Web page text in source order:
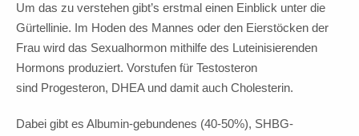
Um das zu verstehen gibt’s erstmal einen Einblick unter die
Gürtellinie. Im Hoden des Mannes oder den Eierstöcken der
Frau wird das Sexualhormon mithilfe des Luteinisierenden
Hormons produziert. Vorstufen für Testosteron
sind Progesteron, DHEA und damit auch Cholesterin.
Dabei gibt es Albumin-gebundenes (40-50%), SHBG-